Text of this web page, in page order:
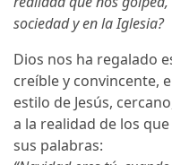
sociedad y en la Iglesia?
Dios nos ha regalado
creíble y convincente,
estilo de Jesús,
a la realidad de los
sus palabras: